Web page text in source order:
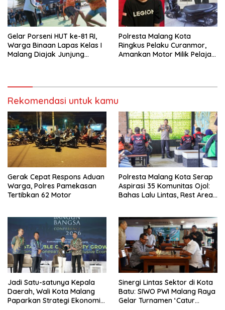
Gelar Porseni HUT ke-81 RI,
Warga Binaan Lapas Kelas I
Malang Diajak Junjung
Polresta Malang Kota
Ringkus Pelaku Curanmor,
Amankan Motor Milik Pelajar
Rekomendasi untuk kamu
Gerak Cepat Respons Aduan
Warga, Polres Pamekasan
Tertibkan 62 Motor
Polresta Malang Kota Serap
Aspirasi 35 Komunitas Ojol:
Bahas Lalu Lintas, Rest Area,
Jadi Satu-satunya Kepala
Daerah, Wali Kota Malang
Paparkan Strategi Ekonomi
Sinergi Lintas Sektor di Kota
Batu: SIWO PWI Malang Raya
Gelar Turnamen ‘Catur